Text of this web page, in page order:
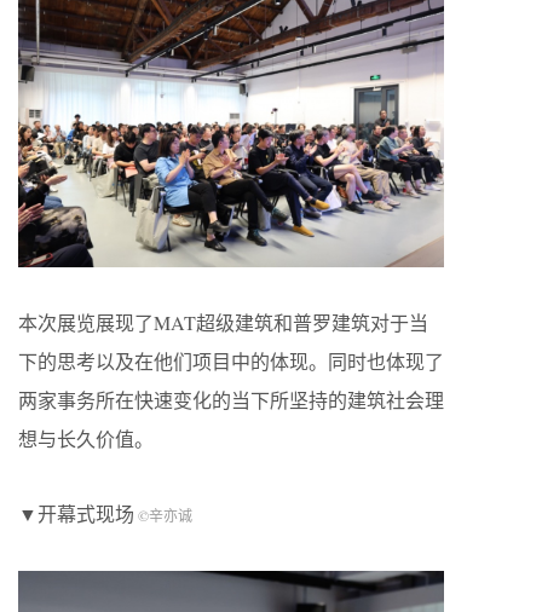
本次展览展现了MAT超级建筑和普罗建筑对于当
下的思考以及在他们项目中的体现。同时也体现了
两家事务所在快速变化的当下所坚持的建筑社会理
想与长久价值。
▼开幕式现场 ©辛亦诚